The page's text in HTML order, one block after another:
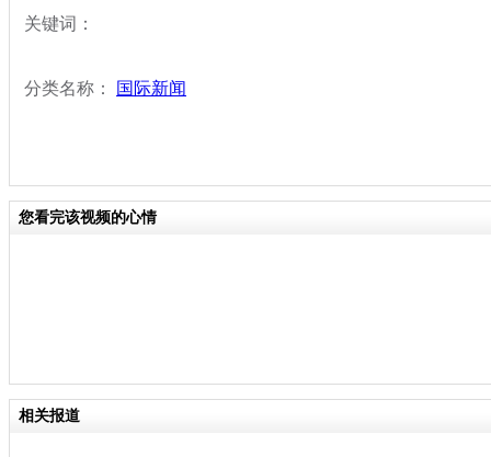
关键词：
分类名称： 国际新闻
您看完该视频的心情
相关报道